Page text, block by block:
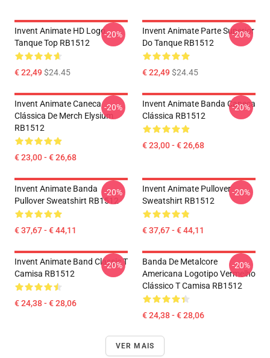
Invent Animate HD Logo
Tanque Top RB1512
€ 22,49$24.45
-20%
Invent Animate Parte Superior
Do Tanque RB1512
€ 22,49$24.45
-20%
Invent Animate Caneca
Clássica De Merch Elysium
RB1512
€ 23,00 - € 26,68
-20%
Invent Animate Banda Caneca
Clássica RB1512
€ 23,00 - € 26,68
-20%
Invent Animate Banda
Pullover Sweatshirt RB1512
€ 37,67 - € 44,11
-20%
Invent Animate Pullover
Sweatshirt RB1512
€ 37,67 - € 44,11
-20%
Invent Animate Band Classic T
Camisa RB1512
€ 24,38 - € 28,06
-20%
Banda De Metalcore
Americana Logotipo Vermelho
Clássico T Camisa RB1512
€ 24,38 - € 28,06
-20%
VER MAIS